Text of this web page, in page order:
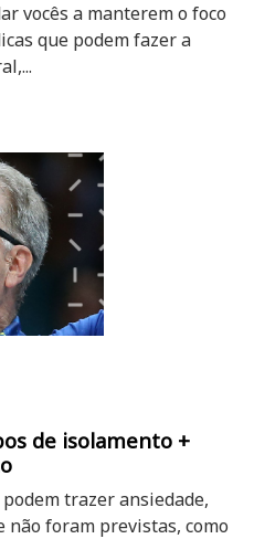
vocês a manterem o foco
que podem fazer a
de isolamento +
trazer ansiedade,
foram previstas, como